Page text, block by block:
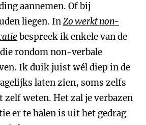
aannemen. Of bij
liegen. InZo werkt non-
bespreek ik enkele van de
rondom non-verbale
Ik duik juist wél diep in de
laten zien, soms zelfs
zelf weten. Het zal je verbazen
er te halen is uit het gedrag